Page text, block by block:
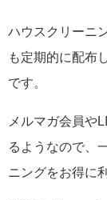
ハウスクリーニ
も定期的に配布
です。
メルマガ会員や
るようなので、
ニングをお得に